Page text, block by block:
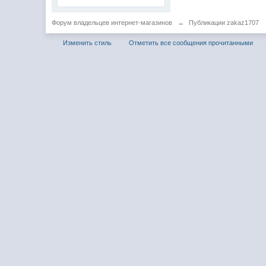
Форум владельцев интернет-магазинов → Публикации zakaz1707
Изменить стиль Отметить все сообщения прочитанными